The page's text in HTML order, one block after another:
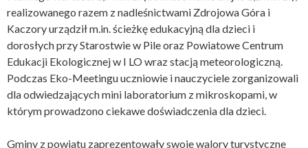
realizowanego razem z nadleśnictwami Zdrojowa Góra i
Kaczory urządził m.in. ścieżkę edukacyjną dla dzieci i
dorosłych przy Starostwie w Pile oraz Powiatowe Centrum
Edukacji Ekologicznej w I LO wraz stacją meteorologiczną.
Podczas Eko-Meetingu uczniowie i nauczyciele zorganizowali
dla odwiedzających mini laboratorium z mikroskopami, w
którym prowadzono ciekawe doświadczenia dla dzieci.
Gminy z powiatu zaprezentowały swoje walory turystyczne